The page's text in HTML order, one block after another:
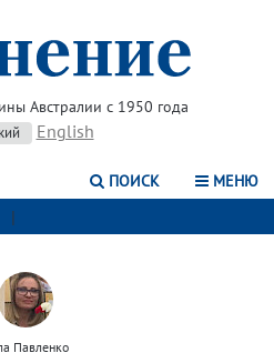
Австралии с 1950 года
English
ПОИСК МЕНЮ
|
Павленко